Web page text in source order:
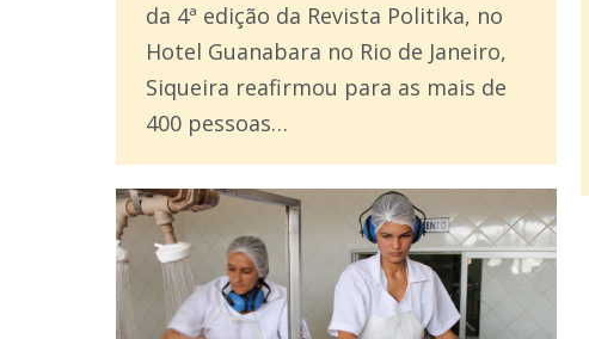
da 4ª edição da Revista Politika, no
Hotel Guanabara no Rio de Janeiro,
Siqueira reafirmou para as mais de
400 pessoas…